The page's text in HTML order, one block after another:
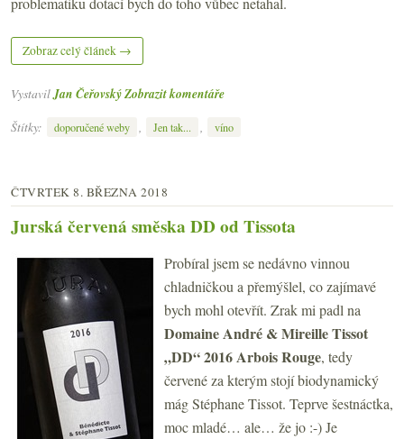
Zobraz celý článek →
VystavilJan ČeřovskýZobrazit komentáře
Štítky:
doporučené weby Jen tak... víno
ČTVRTEK 8. BŘEZNA 2018
Jurská červená směska DD od Tissota
Probíral jsem se nedávno vinnou
chladničkou a přemýšlel, co zajímavé
bych mohl otevřít. Zrak mi padl na
Domaine André & Mireille Tissot
„DD“ 2016 Arbois Rouge, tedy
červené za kterým stojí biodynamický
mág Stéphane Tissot. Teprve šestnáctka,
moc mladé… ale… že jo :-) Je